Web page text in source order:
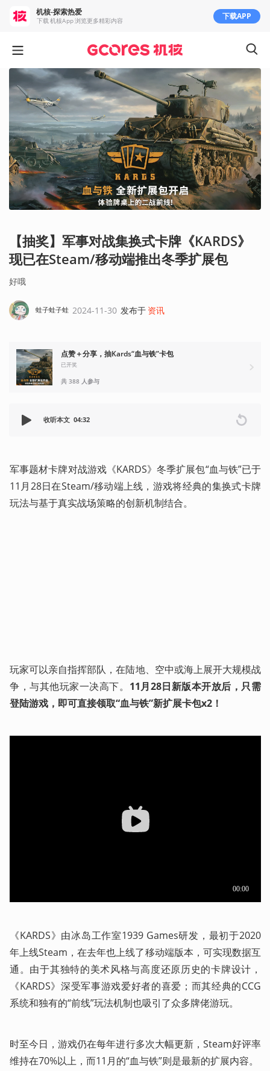
【抽奖】军事对战集换式卡牌《KARDS》
现已在Steam/移动端推出冬季扩展包
好哦
蛙子蛙子蛙 2024-11-30 发布于 资讯
点赞＋分享，抽Kards“血与铁”卡包
已开奖
共 388 人参与
收听本文 04:32
军事题材卡牌对战游戏《KARDS》冬季扩展包“血与铁”已于
11月28日在Steam/移动端上线，游戏将经典的集换式卡牌
玩法与基于真实战场策略的创新机制结合。
玩家可以亲自指挥部队，在陆地、空中或海上展开大规模战
争，与其他玩家一决高下。 11月28日新版本开放后，只需
登陆游戏，即可直接领取“血与铁”新扩展卡包x2！
《KARDS》由冰岛工作室1939 Games研发，最初于2020
年上线Steam，在去年也上线了移动端版本，可实现数据互
通。由于其独特的美术风格与高度还原历史的卡牌设计，
《KARDS》深受军事游戏爱好者的喜爱；而其经典的CCG
系统和独有的“前线”玩法机制也吸引了众多牌佬游玩。
时至今日，游戏仍在每年进行多次大幅更新，Steam好评率
维持在70%以上，而11月的“血与铁”则是最新的扩展内容。
机核-探索热爱
下载 机核App 浏览更多精彩内容 下载APP